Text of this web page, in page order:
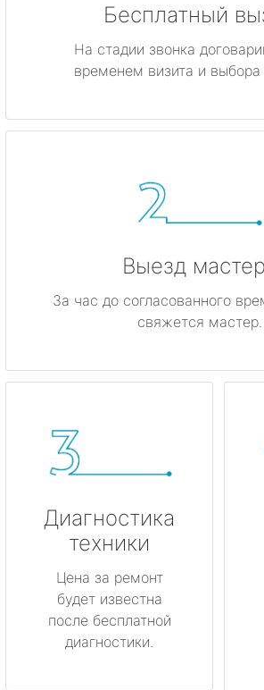
Бесплатный
На стадии звонка
временем визита и
Выезд
За час до согласованного
свяжется мастер.
Диагностика
техники
Цена за ремонт
будет известна
после бесплатной
диагностики.